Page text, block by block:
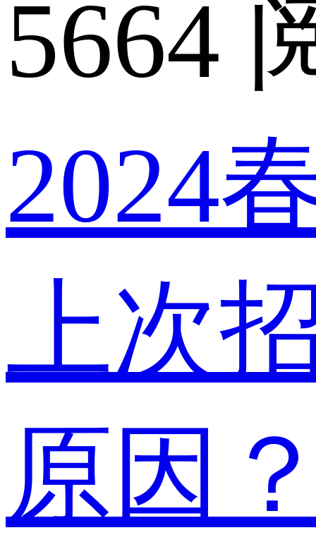
5664
2024
上次
原因